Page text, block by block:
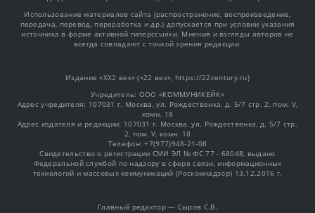
Использование материалов сайта (распространение, воспроизведение,
передача, перевод, переработка и др.) допускается при условии указания
источника в форме активной гиперссылки. Мнения и взгляды авторов не
всегда совпадают с точкой зрения редакции.
Издание «XX2 век» («22 век», https://22century.ru)
Учредитель: OOO «КОММУНИКЕЙК»
Адрес учредителя: 107031 г. Москва, ул. Рождественка, д. 5/7 стр. 2, пом. V,
комн. 18
Адрес издателя и редакции: 107031 г. Москва, ул. Рождественка, д. 5/7 стр.
2, пом. V, комн. 18
Телефон: +7(977)948-21-08
Свидетельство о регистрации СМИ ЭЛ № ФС 77 - 68048, выдано
Федеральной службой по надзору в сфере связи, информационных
технологий и массовых коммуникаций (Роскомнадзор) 13.12.2016 г.
Главный редактор — Сыров С.В.